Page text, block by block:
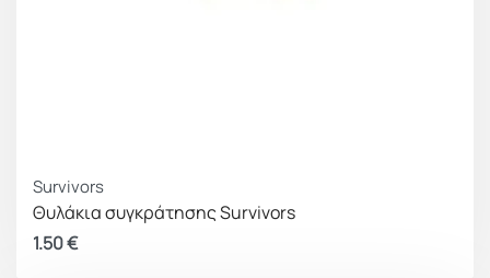
Survivors
Θυλάκια συγκράτησης Survivors
1.50€